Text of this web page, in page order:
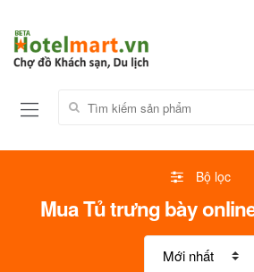
Tìm kiếm sản phẩm:
Bộ lọc
Mua Tủ trưng bày